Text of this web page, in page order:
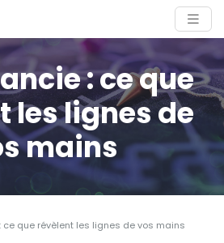
: ce que
les lignes de
mains
ce que révèlent les lignes de vos mains